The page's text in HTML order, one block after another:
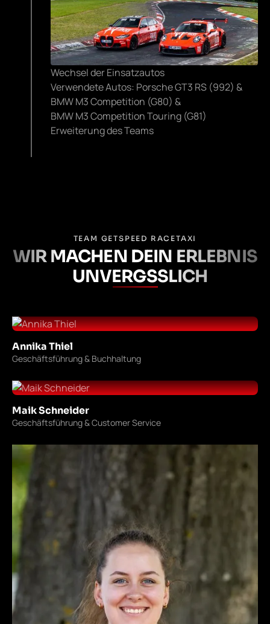
Wechsel der Einsatzautos
Verwendete Autos: Porsche GT3 RS (992) &
BMW M3 Competition (G80) &
BMW M3 Competition Touring (G81)
Erweiterung des Teams
TEAM GETSPEED RACETAXI
WIR MACHEN DEIN ERLEBNIS
UNVERGSSLICH
Annika Thiel
Geschäftsführung & Buchhaltung
Maik Schneider
Geschäftsführung & Customer Service